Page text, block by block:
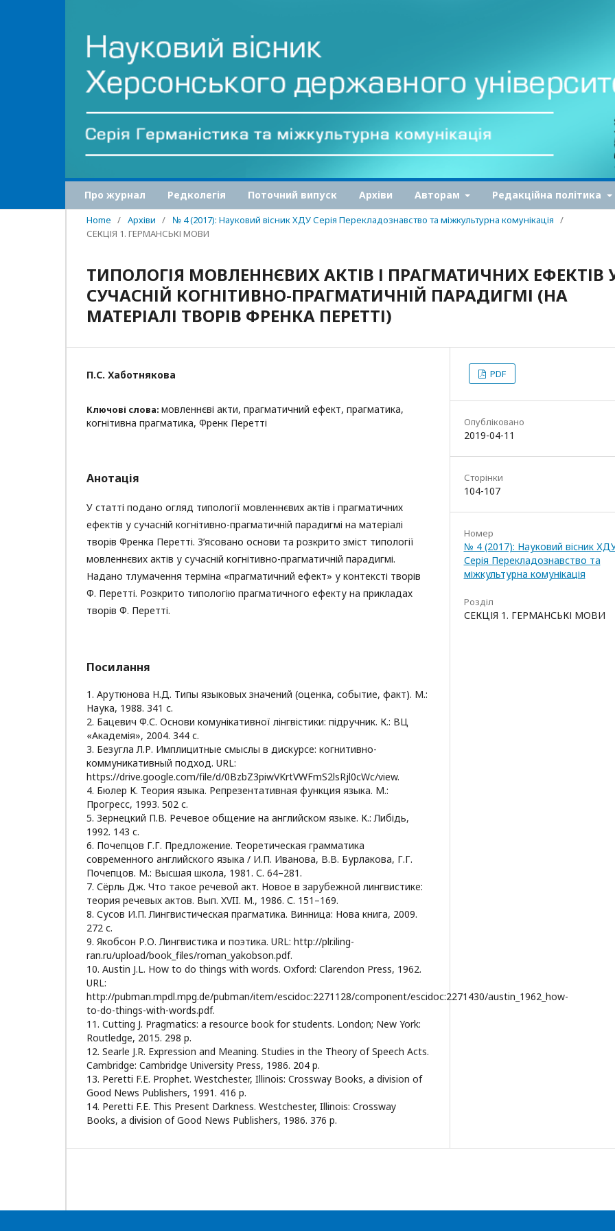
Про журнал Редколегія Поточний випуск Архіви Авторам Редакційна політика
Home / Архіви / № 4 (2017): Науковий вісник ХДУ Серія Перекладознавство та міжкультурна комунікація /
СЕКЦІЯ 1. ГЕРМАНСЬКІ МОВИ
ТИПОЛОГІЯ МОВЛЕННЄВИХ АКТІВ І ПРАГМАТИЧНИХ ЕФЕКТІВ
СУЧАСНІЙ КОГНІТИВНО-ПРАГМАТИЧНІЙ ПАРАДИГМІ (НА
МАТЕРІАЛІ ТВОРІВ ФРЕНКА ПЕРЕТТІ)
П.С. Хаботнякова
Ключові слова: мовленнєві акти, прагматичний ефект, прагматика,
когнітивна прагматика, Френк Перетті
Анотація
У статті подано огляд типології мовленнєвих актів і прагматичних
ефектів у сучасній когнітивно-прагматичній парадигмі на матеріалі
творів Френка Перетті. З’ясовано основи та розкрито зміст типології
мовленнєвих актів у сучасній когнітивно-прагматичній парадигмі.
Надано тлумачення терміна «прагматичний ефект» у контексті творів
Ф. Перетті. Розкрито типологію прагматичного ефекту на прикладах
творів Ф. Перетті.
Посилання
1. Арутюнова Н.Д. Типы языковых значений (оценка, событие, факт). М.:
Наука, 1988. 341 с.
2. Бацевич Ф.С. Основи комунікативної лінгвістики: підручник. К.: ВЦ
«Академія», 2004. 344 с.
3. Безугла Л.Р. Имплицитные смыслы в дискурсе: когнитивно-
коммуникативный подход. URL:
https://drive.google.com/file/d/0BzbZ3piwVKrtVWFmS2lsRjl0cWc/view.
4. Бюлер К. Теория языка. Репрезентативная функция языка. М.:
Прогресс, 1993. 502 с.
5. Зернецкий П.В. Речевое общение на английском языке. К.: Либідь,
1992. 143 с.
6. Почепцов Г.Г. Предложение. Теоретическая грамматика
современного английского языка / И.П. Иванова, В.В. Бурлакова, Г.Г.
Почепцов. М.: Высшая школа, 1981. С. 64–281.
7. Сёрль Дж. Что такое речевой акт. Новое в зарубежной лингвистике:
теория речевых актов. Вып. XVII. М., 1986. С. 151–169.
8. Сусов И.П. Лингвистическая прагматика. Винница: Нова книга, 2009.
272 с.
9. Якобсон Р.О. Лингвистика и поэтика. URL: http://plr.iling-
ran.ru/upload/book_files/roman_yakobson.pdf.
10. Austin J.L. How to do things with words. Oxford: Clarendon Press, 1962.
URL:
http://pubman.mpdl.mpg.de/pubman/item/escidoc:2271128/component/escidoc:2271430/austin_1962_how-
to-do-things-with-words.pdf.
11. Cutting J. Pragmatics: a resource book for students. London; New York:
Routledge, 2015. 298 p.
12. Searle J.R. Expression and Meaning. Studies in the Theory of Speech Acts.
Cambridge: Cambridge University Press, 1986. 204 p.
13. Peretti F.E. Prophet. Westchester, Illinois: Crossway Books, a division of
Good News Publishers, 1991. 416 p.
14. Peretti F.E. This Present Darkness. Westchester, Illinois: Crossway
Books, a division of Good News Publishers, 1986. 376 p.
PDF
Опубліковано
2019-04-11
Сторінки
104-107
Номер
№ 4 (2017): Науковий вісник
Серія Перекладознавство та
міжкультурна комунікація
Розділ
СЕКЦІЯ 1. ГЕРМАНСЬКІ МОВИ